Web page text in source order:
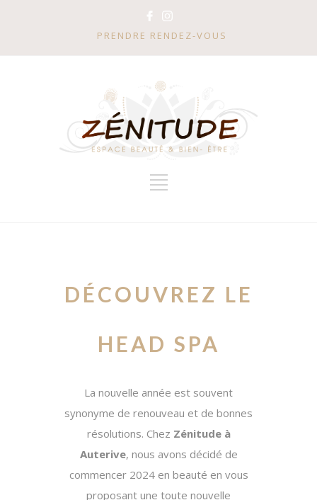
PRENDRE RENDEZ-VOUS
DÉCOUVREZ LE
HEAD SPA
La nouvelle année est souvent
synonyme de renouveau et de bonnes
résolutions. Chez Zénitude à
Auterive, nous avons décidé de
commencer 2024 en beauté en vous
proposant une toute nouvelle